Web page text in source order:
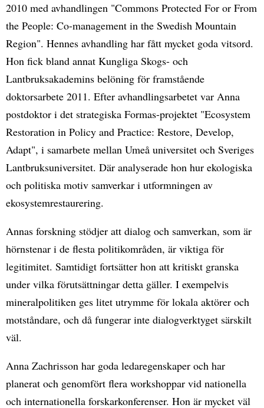
2010 med avhandlingen "Commons Protected For or From
the People: Co-management in the Swedish Mountain
Region". Hennes avhandling har fått mycket goda vitsord.
Hon fick bland annat Kungliga Skogs- och
Lantbruksakademins belöning för framstående
doktorsarbete 2011. Efter avhandlingsarbetet var Anna
postdoktor i det strategiska Formas-projektet "Ecosystem
Restoration in Policy and Practice: Restore, Develop,
Adapt", i samarbete mellan Umeå universitet och Sveriges
Lantbruksuniversitet. Där analyserade hon hur ekologiska
och politiska motiv samverkar i utformningen av
ekosystemrestaurering.
Annas forskning stödjer att dialog och samverkan, som är
hörnstenar i de flesta politikområden, är viktiga för
legitimitet. Samtidigt fortsätter hon att kritiskt granska
under vilka förutsättningar detta gäller. I exempelvis
mineralpolitiken ges litet utrymme för lokala aktörer och
motståndare, och då fungerar inte dialogverktyget särskilt
väl.
Anna Zachrisson har goda ledaregenskaper och har
planerat och genomfört flera workshoppar vid nationella
och internationella forskarkonferenser. Hon är mycket väl